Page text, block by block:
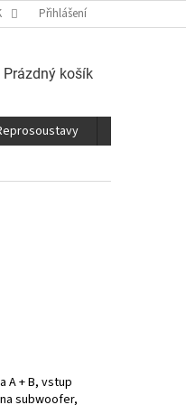
Přihlášení
NÁKUPNÍ
Prázdný košík
A + B, vstup
subwoofer,